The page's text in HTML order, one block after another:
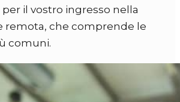
il vostro ingresso nella
remota, che comprende le
comuni.